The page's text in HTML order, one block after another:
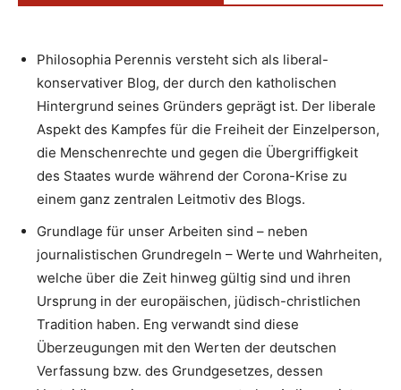
Philosophia Perennis versteht sich als liberal-
konservativer Blog, der durch den katholischen
Hintergrund seines Gründers geprägt ist. Der liberale
Aspekt des Kampfes für die Freiheit der Einzelperson,
die Menschenrechte und gegen die Übergriffigkeit
des Staates wurde während der Corona-Krise zu
einem ganz zentralen Leitmotiv des Blogs.
Grundlage für unser Arbeiten sind – neben
journalistischen Grundregeln – Werte und Wahrheiten,
welche über die Zeit hinweg gültig sind und ihren
Ursprung in der europäischen, jüdisch-christlichen
Tradition haben. Eng verwandt sind diese
Überzeugungen mit den Werten der deutschen
Verfassung bzw. des Grundgesetzes, dessen